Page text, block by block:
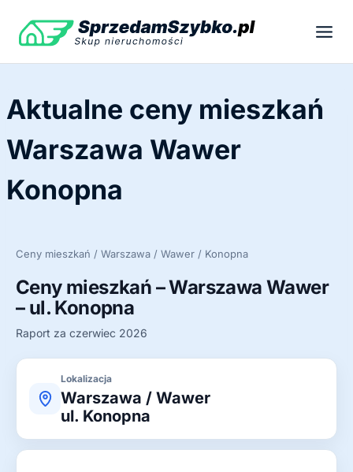
treści
Aktualne ceny mieszkań
Warszawa Wawer
Konopna
Ceny mieszkań / Warszawa / Wawer / Konopna
Ceny mieszkań – Warszawa Wawer
– ul. Konopna
Raport za czerwiec 2026
Lokalizacja
Warszawa / Wawer
ul. Konopna